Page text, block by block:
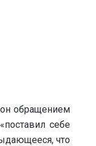
обращением
себе
что